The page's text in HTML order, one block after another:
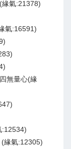
氣:21378)
氣:16591)
無量心(緣
:12534)
緣氣:12305)